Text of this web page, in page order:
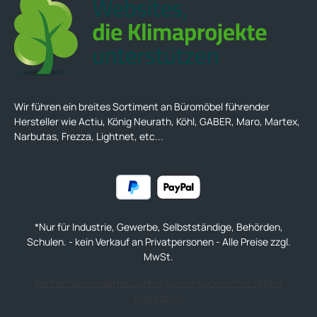
aus Aluminium pulverbeschichtet Füße: Designer-Füße in
pyramidenartiger Form Aluminium -Druckguss mit
Kunststoffgleiter pulverbeschichtet Abmessungen: Breite:
134 cm Tiefe: 67 cm Höhe: 44 cm Sitzhöhe: 44 cm Sitztiefe:
67 cm Garantie: 3 Jahre Garantie Lieferung und Montage:
wird demontiert geliefert Aufbau-Service gegen Aufpreis
Wir führen ein breites Sortiment an Büromöbel führender
Hersteller wie Actiu, König Neurath, Köhl, GABER, Maro, Martex,
Narbutas, Frezza, Lightnet, etc...
*Nur für Industrie, Gewerbe, Selbstständige, Behörden,
Schulen. - kein Verkauf an Privatpersonen - Alle Preise zzgl.
MwSt.